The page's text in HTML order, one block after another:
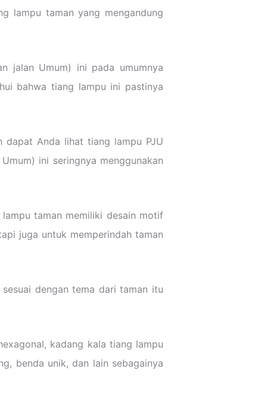
lampu taman yang mengandung
jalan Umum) ini pada umumnya
bahwa tiang lampu ini pastinya
dapat Anda lihat tiang lampu PJU
ini seringnya menggunakan
taman memiliki desain motif
juga untuk memperindah taman
dengan tema dari taman itu
kadang kala tiang lampu
benda unik, dan lain sebagainya